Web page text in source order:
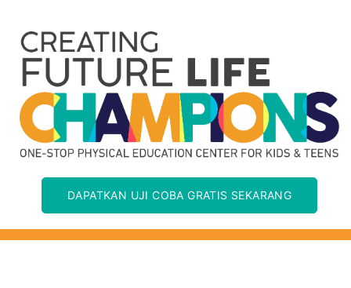
DAPATKAN UJI COBA GRATIS SEKARANG